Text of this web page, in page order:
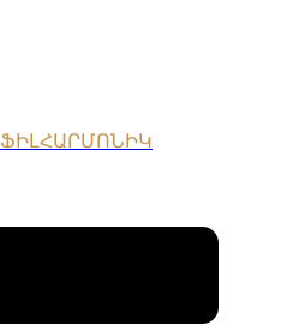
ՖԻԼՀԱՐՄՈՆԻԿ